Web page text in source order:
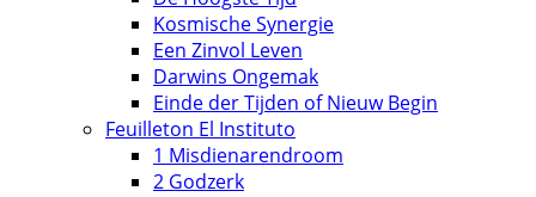
Kosmische Synergie
Een Zinvol Leven
Darwins Ongemak
Einde der Tijden of Nieuw Begin
Feuilleton El Instituto
1 Misdienarendroom
2 Godzerk